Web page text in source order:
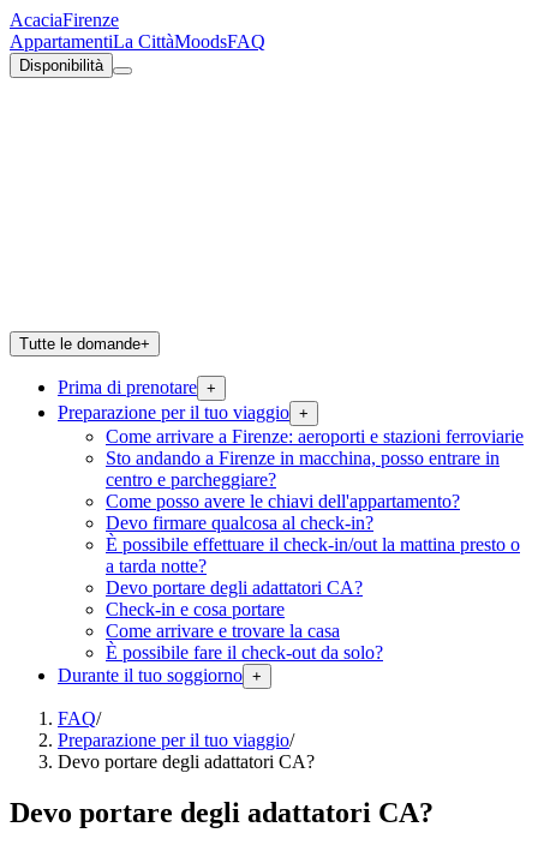
AcaciaFirenze
AppartamentiLa CittàMoodsFAQ
Disponibilità
Tutte le domande+
Prima di prenotare +
Preparazione per il tuo viaggio +
Come arrivare a Firenze: aeroporti e stazioni ferroviarie
Sto andando a Firenze in macchina, posso entrare in
centro e parcheggiare?
Come posso avere le chiavi dell'appartamento?
Devo firmare qualcosa al check-in?
È possibile effettuare il check-in/out la mattina presto o
a tarda notte?
Devo portare degli adattatori CA?
Check-in e cosa portare
Come arrivare e trovare la casa
È possibile fare il check-out da solo?
Durante il tuo soggiorno +
FAQ/
Preparazione per il tuo viaggio/
Devo portare degli adattatori CA?
Devo portare degli adattatori CA?